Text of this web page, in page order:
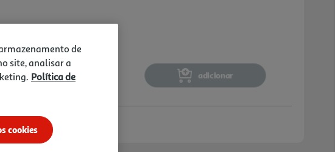
adicionar
de
site, analisar a
Política de
cookies